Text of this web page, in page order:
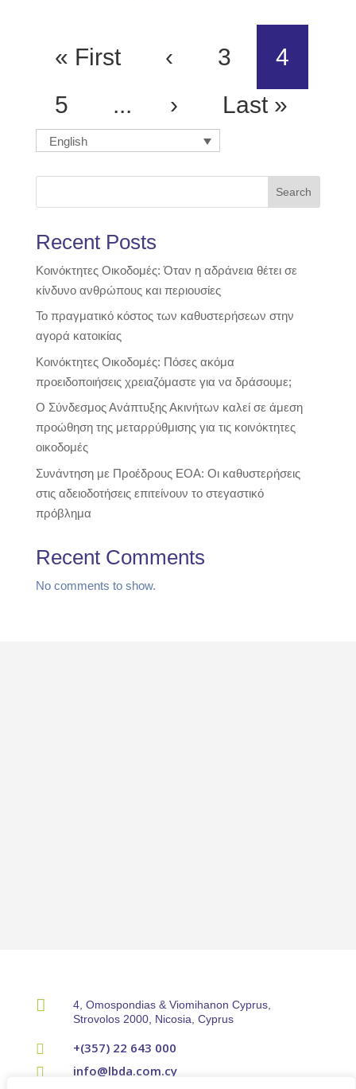
« First ‹ 3
4
5
... › Last »
English
Search
Recent Posts
Κοινόκτητες Οικοδομές: Όταν η αδράνεια θέτει σε
κίνδυνο ανθρώπους και περιουσίες
Το πραγματικό κόστος των καθυστερήσεων στην
αγορά κατοικίας
Κοινόκτητες Οικοδομές: Πόσες ακόμα
προειδοποιήσεις χρειαζόμαστε για να δράσουμε;
Ο Σύνδεσμος Ανάπτυξης Ακινήτων καλεί σε άμεση
προώθηση της μεταρρύθμισης για τις κοινόκτητες
οικοδομές
Συνάντηση με Προέδρους ΕΟΑ: Οι καθυστερήσεις
στις αδειοδοτήσεις επιτείνουν το στεγαστικό
πρόβλημα
Recent Comments
No comments to show.

4, Omospondias & Viomihanon Cyprus,
Strovolos 2000, Nicosia, Cyprus

+(357) 22 643 000

info@lbda.com.cy